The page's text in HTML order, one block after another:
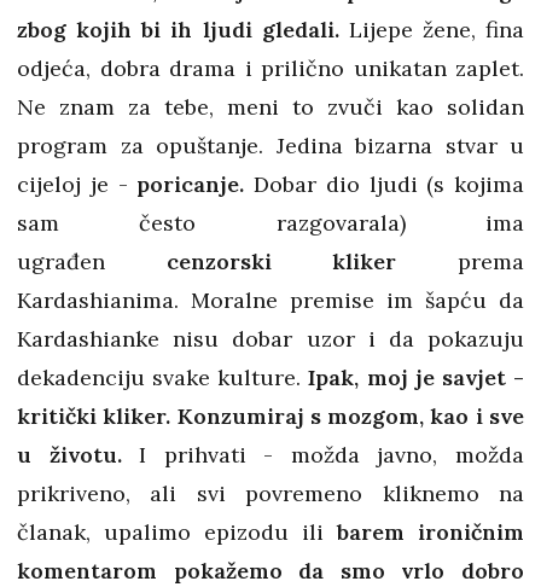
zbog kojih bi ih ljudi gledali. Lijepe žene, fina
odjeća, dobra drama i prilično unikatan zaplet.
Ne znam za tebe, meni to zvuči kao solidan
program za opuštanje. Jedina bizarna stvar u
cijeloj je - poricanje. Dobar dio ljudi (s kojima
sam često razgovarala) ima
ugrađen cenzorski kliker prema
Kardashianima. Moralne premise im šapću da
Kardashianke nisu dobar uzor i da pokazuju
dekadenciju svake kulture.Ipak, moj je savjet -
kritički kliker. Konzumiraj s mozgom, kao i sve
u životu.I prihvati - možda javno, možda
prikriveno, ali svi povremeno kliknemo na
članak, upalimo epizodu ilibarem ironičnim
komentarom pokažemo da smo vrlo dobro